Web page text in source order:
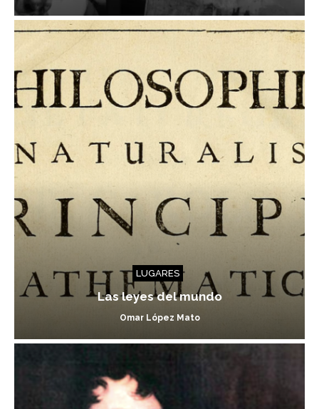
LUGARES
Las leyes del mundo
Omar López Mato